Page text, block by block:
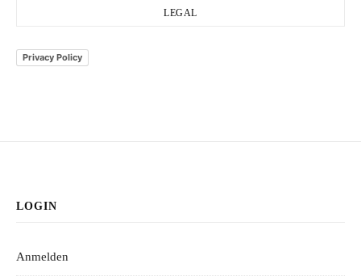
LEGAL
Privacy Policy
LOGIN
Anmelden